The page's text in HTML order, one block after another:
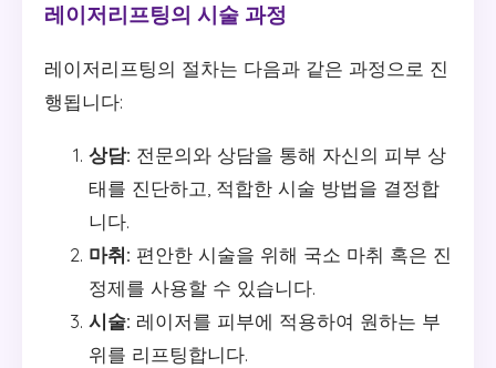
레이저리프팅의 시술 과정
레이저리프팅의 절차는 다음과 같은 과정으로 진
행됩니다:
상담: 전문의와 상담을 통해 자신의 피부 상
태를 진단하고, 적합한 시술 방법을 결정합
니다.
마취: 편안한 시술을 위해 국소 마취 혹은 진
정제를 사용할 수 있습니다.
시술: 레이저를 피부에 적용하여 원하는 부
위를 리프팅합니다.